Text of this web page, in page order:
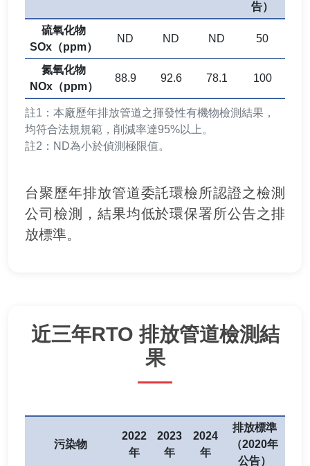
告）
硫氧化物
SOx（ppm）
ND ND ND 50
氮氧化物
NOx（ppm）
88.9 92.6 78.1 100
註1：本廠歷年排放管道之揮發性有機物檢測結果，
均符合法規規範，削減率達95%以上。
註2：ND為小於偵測極限值。
台聚歷年排放管道委託環檢所認證之檢測
公司檢測，結果均低於環保署所公告之排
放標準。
近三年RTO 排放管道檢測結
果
污染物
2022
年
2023
年
2024
年
排放標準
（2020年
公告）